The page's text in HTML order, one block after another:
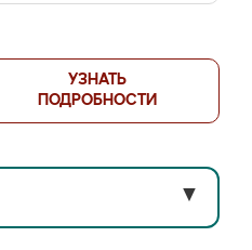
УЗНАТЬ
ПОДРОБНОСТИ
▼